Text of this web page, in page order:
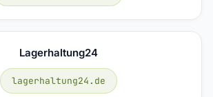
Lagerhaltung24
lagerhaltung24.de